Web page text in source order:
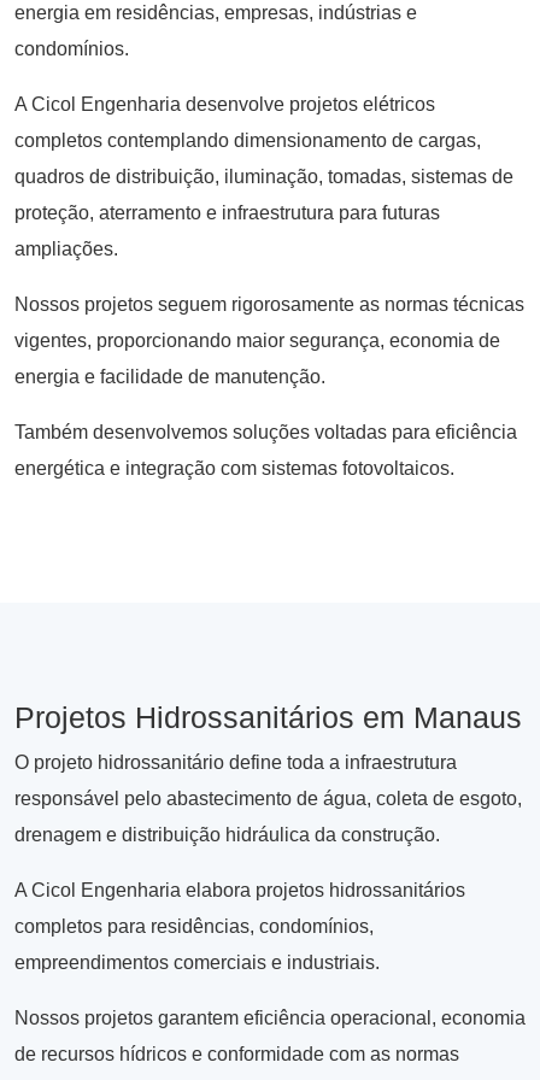
energia em residências, empresas, indústrias e
condomínios.
A Cicol Engenharia desenvolve projetos elétricos
completos contemplando dimensionamento de cargas,
quadros de distribuição, iluminação, tomadas, sistemas de
proteção, aterramento e infraestrutura para futuras
ampliações.
Nossos projetos seguem rigorosamente as normas técnicas
vigentes, proporcionando maior segurança, economia de
energia e facilidade de manutenção.
Também desenvolvemos soluções voltadas para eficiência
energética e integração com sistemas fotovoltaicos.
Projetos Hidrossanitários em Manaus
O projeto hidrossanitário define toda a infraestrutura
responsável pelo abastecimento de água, coleta de esgoto,
drenagem e distribuição hidráulica da construção.
A Cicol Engenharia elabora projetos hidrossanitários
completos para residências, condomínios,
empreendimentos comerciais e industriais.
Nossos projetos garantem eficiência operacional, economia
de recursos hídricos e conformidade com as normas